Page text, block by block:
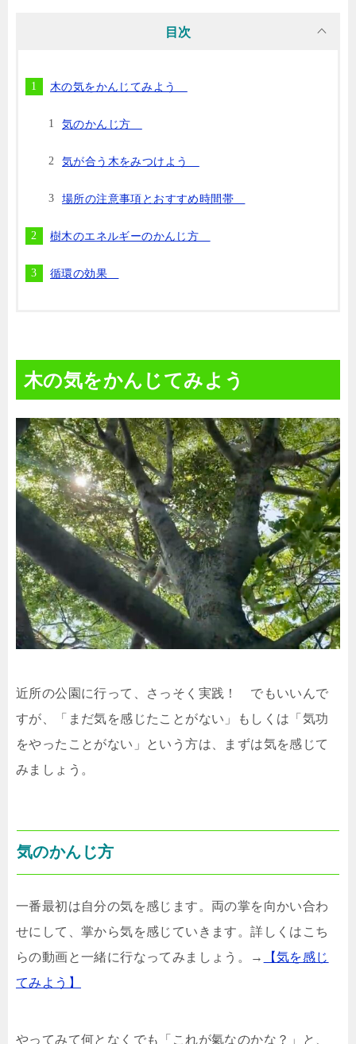
目次
木の気をかんじてみよう
気のかんじ方
気が合う木をみつけよう
場所の注意事項とおすすめ時間帯
樹木のエネルギーのかんじ方
循環の効果
木の気をかんじてみよう
近所の公園に行って、さっそく実践！ でもいいんで
すが、
「まだ気を感じたことがない」もしくは「気功
をやったことがない」という方は、まずは気を感じて
みましょう。
気のかんじ方
一番最初は自分の気を感じます。両の掌を向かい合わ
せにして、掌から気を感じていきます。詳しくはこち
らの動画と一緒に行なってみましょう。→
【気を感じ
てみよう】
やってみて何となくでも「これが氣なのかな？」と、